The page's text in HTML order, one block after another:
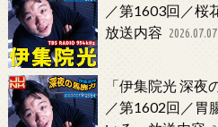
／第1603回／桜
放送内容 2026.07.07
「伊集院光 深夜
／第1602回／胃